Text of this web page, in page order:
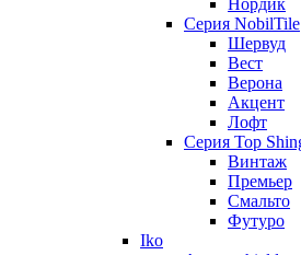
Серия NobilTile
Шервуд
Вест
Верона
Акцент
Лофт
Серия Top
Винтаж
Премьер
Смальто
Футуро
Iko